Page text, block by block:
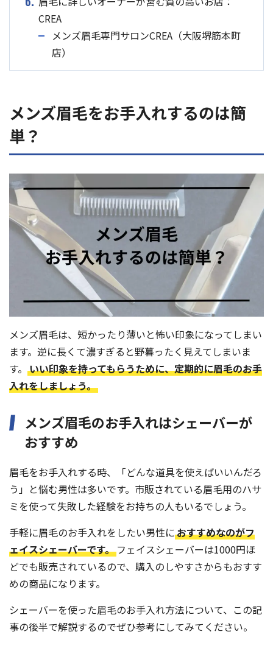
CREA
メンズ眉毛専門サロンCREA（大阪堺筋本町
店）
メンズ眉毛をお手入れするのは簡
単？
メンズ眉毛は、短かったり薄いと怖い印象になってしまい
ます。逆に長くて濃すぎると野暮ったく見えてしまいま
す。 いい印象を持ってもらうために、定期的に眉毛のお手
入れをしましょう。
メンズ眉毛のお手入れはシェーバーが
おすすめ
眉毛をお手入れする時、「どんな道具を使えばいいんだろ
う」と悩む男性は多いです。市販されている眉毛用のハサ
ミを使って失敗した経験をお持ちの人もいるでしょう。
手軽に眉毛のお手入れをしたい男性におすすめなのがフ
ェイスシェーバーです。 フェイスシェーバーは1000円ほ
どでも販売されているので、購入のしやすさからもおすす
めの商品になります。
シェーバーを使った眉毛のお手入れ方法について、この記
事の後半で解説するのでぜひ参考にしてみてください。